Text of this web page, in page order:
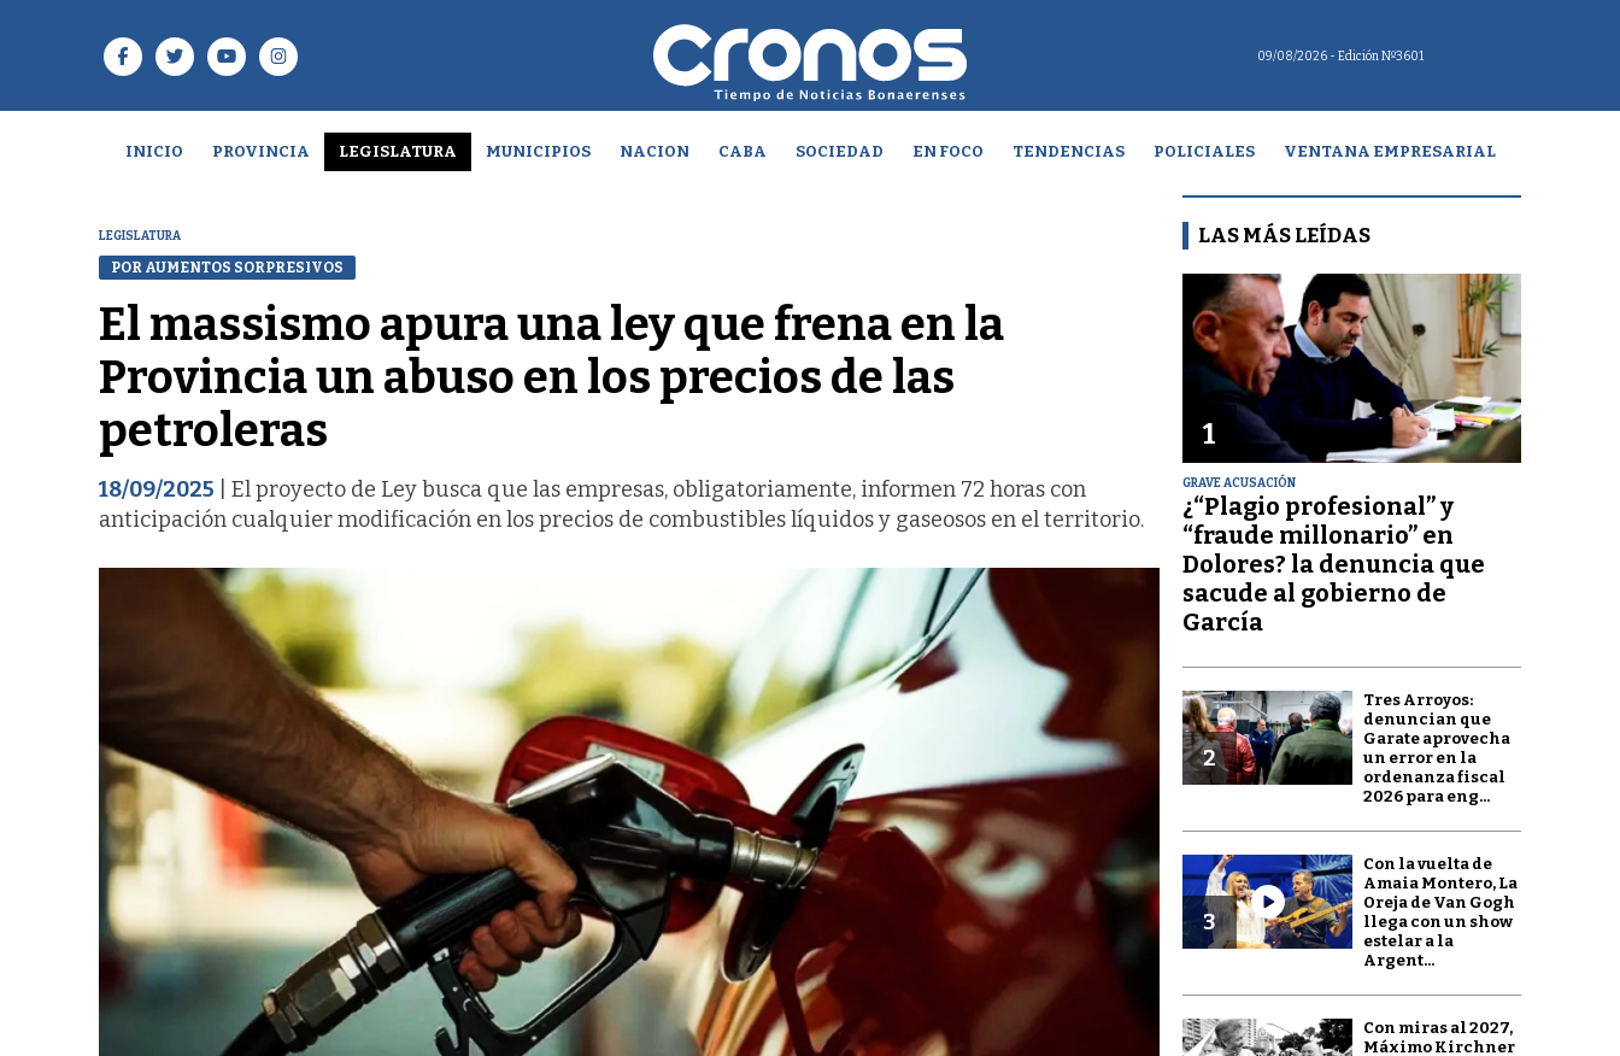
09/08/2026 - Edición Nº3601
INICIO PROVINCIA LEGISLATURA MUNICIPIOS NACION CABA SOCIEDAD EN FOCO TENDENCIAS POLICIALES VENTANA EMPRESARIAL
LEGISLATURA
POR AUMENTOS SORPRESIVOS
El massismo apura una ley que frena en la
Provincia un abuso en los precios de las
petroleras
18/09/2025 | El proyecto de Ley busca que las empresas, obligatoriamente, informen 72 horas con
anticipación cualquier modificación en los precios de combustibles líquidos y gaseosos en el territorio.
LAS MÁS LEÍDAS
1
GRAVE ACUSACIÓN
¿“Plagio profesional” y
“fraude millonario” en
Dolores? la denuncia que
sacude al gobierno de
García
2
Tres Arroyos:
denuncian que
Garate aprovecha
un error en la
ordenanza fiscal
2026 para eng...
3
Con la vuelta de
Amaia Montero, La
Oreja de Van Gogh
llega con un show
estelar a la
Argent...
Con miras al 2027,
Máximo Kirchner